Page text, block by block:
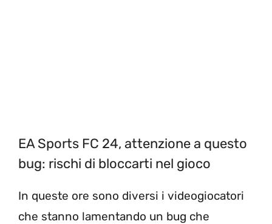
EA Sports FC 24, attenzione a questo
bug: rischi di bloccarti nel gioco
In queste ore sono diversi i videogiocatori
che stanno lamentando un bug che